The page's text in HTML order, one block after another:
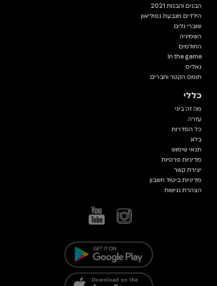
הבנים והבנות 2021
הילדים מגבעת נפוליאון
שוברי גלים
השמיניה
החולמים
In the game
גאליס
תומס הקטר וחברים
כללי
מה זה ביגי
עזרה
כל הסדרות
בלוג
תנאי שימוש
מדיניות פרטיות
יצירת קשר
מדיניות ביטול חשבון
הצהרת נגישות